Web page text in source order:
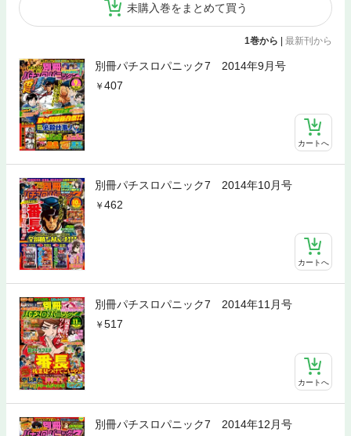
未購入巻をまとめて買う
1巻から | 最新刊から
別冊パチスロパニック7 2014年9月号
407
カートへ
別冊パチスロパニック7 2014年10月号
462
カートへ
別冊パチスロパニック7 2014年11月号
517
カートへ
別冊パチスロパニック7 2014年12月号